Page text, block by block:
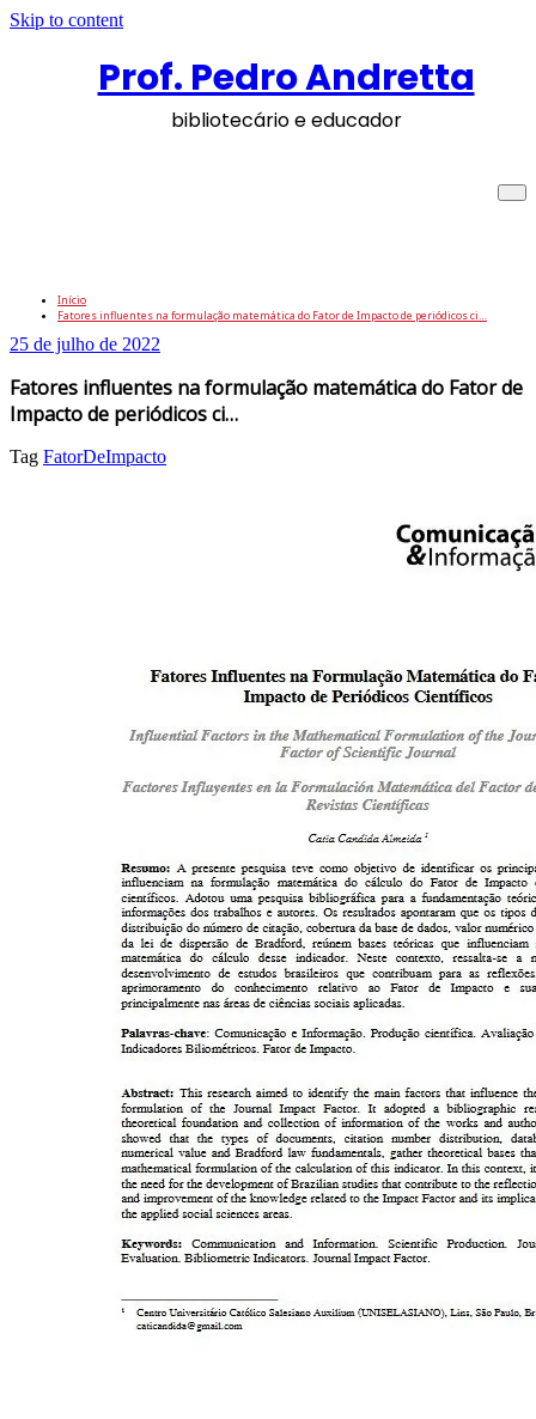
Skip to content
Prof. Pedro Andretta
bibliotecário e educador
Início
Fatores influentes na formulação matemática do Fator de Impacto de periódicos ci…
25 de julho de 2022
Fatores influentes na formulação matemática do Fator de
Impacto de periódicos ci…
Tag FatorDeImpacto